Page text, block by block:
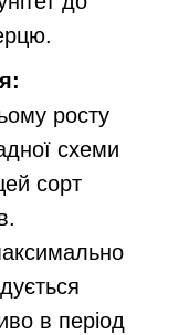
росту
схеми
сорт
в період